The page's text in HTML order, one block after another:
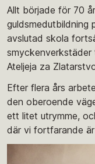
Allt började för 70
guldsmedutbildning
avslutad skola
smyckenverkstäder
Ateljeja za
Efter flera års
den oberoende
ett litet utrymme,
där vi fortfarande